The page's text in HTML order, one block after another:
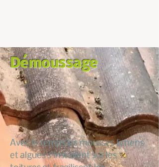
Démoussage
Avec le temps les mousses lichens
et algues s’installent sur les